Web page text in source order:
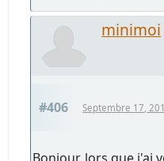
minimoi
#406 Septembre 17,